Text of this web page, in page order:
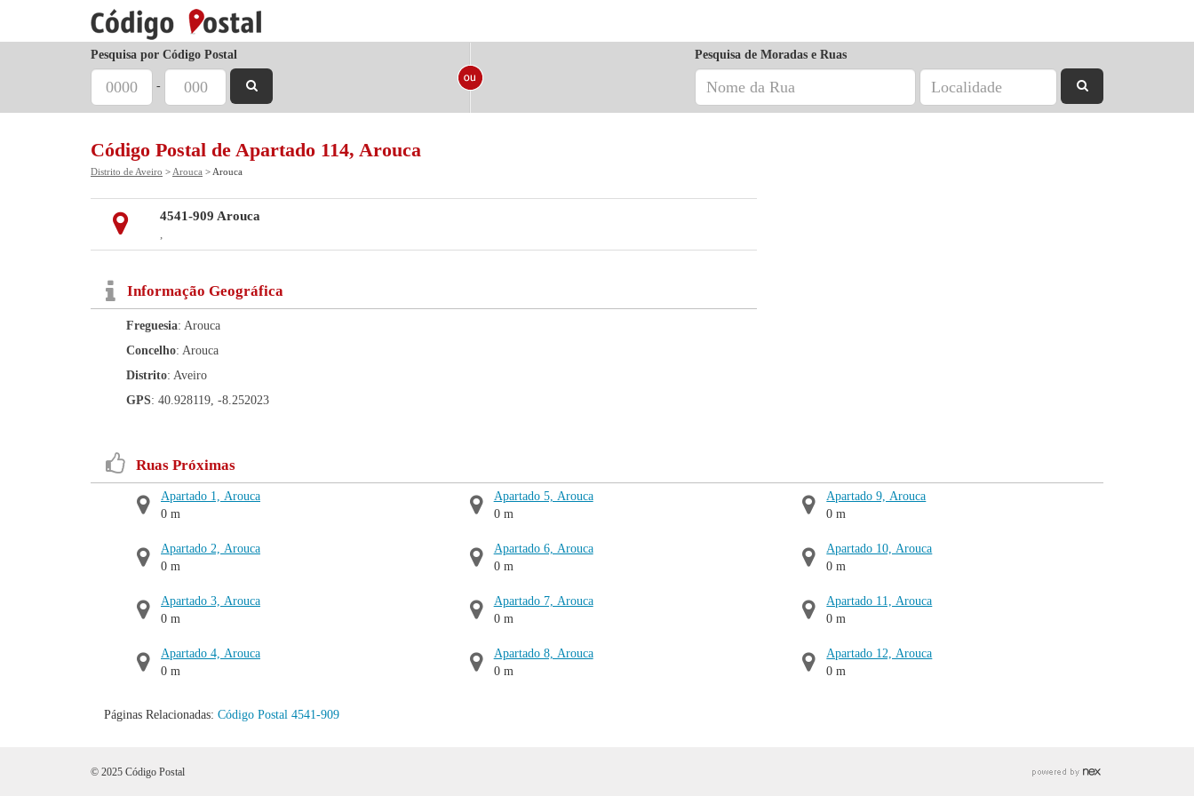
Pesquisa por Código Postal
-
Pesquisa de Moradas e Ruas
Código Postal de Apartado 114, Arouca
Distrito de Aveiro > Arouca > Arouca
4541-909 Arouca
,
Informação Geográfica
Freguesia: Arouca
Concelho: Arouca
Distrito: Aveiro
GPS: 40.928119, -8.252023
Ruas Próximas
Apartado 1, Arouca
0 m
Apartado 2, Arouca
0 m
Apartado 3, Arouca
0 m
Apartado 4, Arouca
0 m
Apartado 5, Arouca
0 m
Apartado 6, Arouca
0 m
Apartado 7, Arouca
0 m
Apartado 8, Arouca
0 m
Apartado 9, Arouca
0 m
Apartado 10, Arouca
0 m
Apartado 11, Arouca
0 m
Apartado 12, Arouca
0 m
Páginas Relacionadas: Código Postal 4541-909
© 2025 Código Postal